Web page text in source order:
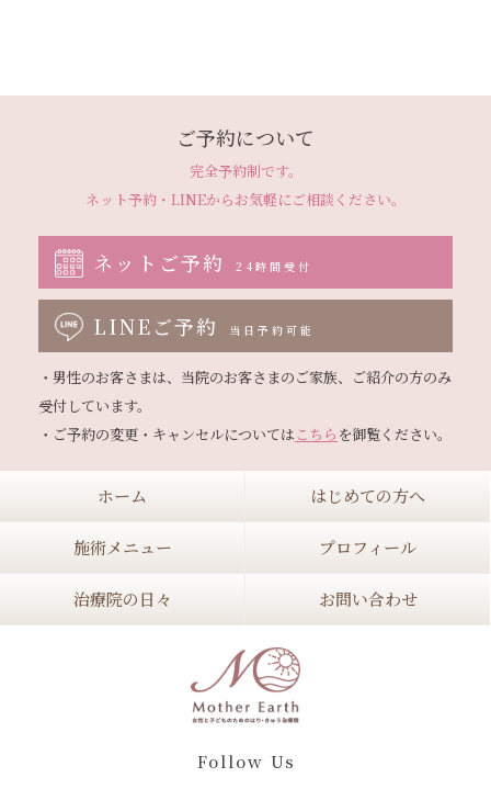
ご予約について
完全予約制です。
ネット予約・LINEからお気軽にご相談ください。
ネットご予約 24時間受付
LINEご予約 当日予約可能
・男性のお客さまは、当院のお客さまのご家族、ご紹介の方のみ
受付しています。
・ご予約の変更・キャンセルについてはこちら
ホーム はじめての方へ
施術メニュー プロフィール
治療院の日々 お問い合わせ
Follow Us